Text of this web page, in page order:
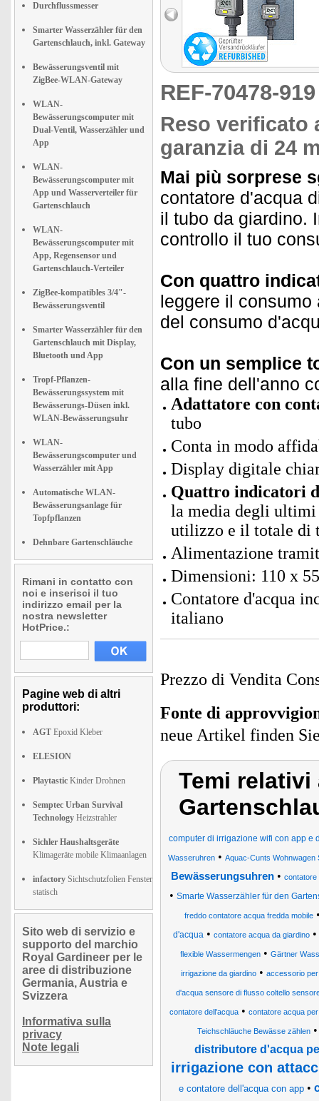
Durchflussmesser
Smarter Wasserzähler für den
Gartenschlauch, inkl. Gateway
Bewässerungsventil mit
ZigBee-WLAN-Gateway
WLAN-
Bewässerungscomputer mit
Dual-Ventil, Wasserzähler und
App
WLAN-
Bewässerungscomputer mit
App und Wasserverteiler für
Gartenschlauch
WLAN-
Bewässerungscomputer mit
App, Regensensor und
Gartenschlauch-Verteiler
ZigBee-kompatibles 3/4"-
Bewässerungsventil
Smarter Wasserzähler für den
Gartenschlauch mit Display,
Bluetooth und App
Tropf-Pflanzen-
Bewässerungssystem mit
Bewässerungs-Düsen inkl.
WLAN-Bewässerungsuhr
WLAN-
Bewässerungscomputer und
Wasserzähler mit App
Automatische WLAN-
Bewässerungsanlage für
Topfpflanzen
Dehnbare Gartenschläuche
Rimani in contatto con
noi e inserisci il tuo
indirizzo email per la
nostra newsletter
HotPrice.:
Pagine web di altri
produttori:
AGT Epoxid Kleber
ELESION
Playtastic Kinder Drohnen
Semptec Urban Survival
Technology Heizstrahler
Sichler Haushaltsgeräte
Klimageräte mobile Klimaanlagen
infactory Sichtschutzfolien Fenster
statisch
Sito web di servizio e
supporto del marchio
Royal Gardineer per le
aree di distribuzione
Germania, Austria e
Svizzera
Informativa sulla
privacy
Note legali
REF-70478-
Reso verificato
garanzia di 24
Mai più sorprese
contatore d'acqua
il tubo da giardino.
controllo il tuo
Con quattro
leggere il
del consumo
Con un semplice
alla fine dell'anno
Adattatore con
tubo
Conta in modo
Display digitale
Quattro indicatori
la media degli
utilizzo e il totale di
Alimentazione
Dimensioni: 110 x
Contatore d'acqua
italiano
Prezzo di Vendita
Fonte di
neue Artikel finden
Temi relativi
computer di irrigazione wifi con app e
Wasseruhren • Aquac-Cunts Wohnwagen
Bewässerungsuhren• contatore
• Smarte Wasserzähler für den
freddo contatore acqua fredda mobile
d'acqua • contatore acqua da giardino•
flexible Wassermengen • Gärtner
irrigazione da giardino• accessorio
d'acqua sensore di flusso coltello
contatore dell'acqua • contatore acqua
Teichschläuche Bewässe zählen
distributore d'acqua
irrigazione con
e contatore dell'acqua con app •